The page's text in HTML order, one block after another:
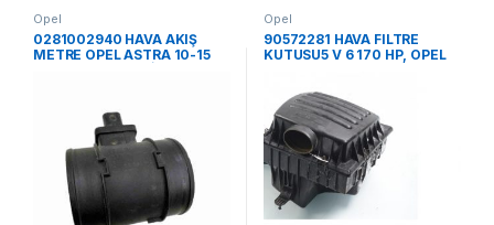
Opel
0281002940 HAVA AKIŞ
METRE OPEL ASTRA 10-15
Opel
90572281 HAVA FILTRE
KUTUSU5 V 6 170 HP, OPEL